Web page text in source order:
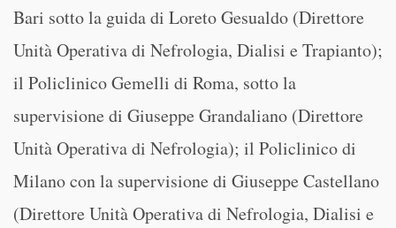
Bari sotto la guida di Loreto Gesualdo (Direttore
Unità Operativa di Nefrologia, Dialisi e Trapianto);
il Policlinico Gemelli di Roma, sotto la
supervisione di Giuseppe Grandaliano (Direttore
Unità Operativa di Nefrologia); il Policlinico di
Milano con la supervisione di Giuseppe Castellano
(Direttore Unità Operativa di Nefrologia, Dialisi e